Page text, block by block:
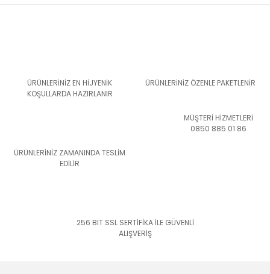
ÜRÜNLERİNİZ EN HİJYENİK
KOŞULLARDA HAZIRLANIR
ÜRÜNLERİNİZ ÖZENLE PAKETLENİR
ÜRÜNLERİNİZ ZAMANINDA TESLİM
EDİLİR
MÜŞTERİ HİZMETLERİ
0850 885 01 86
256 BIT SSL SERTİFİKA İLE GÜVENLİ
ALIŞVERİŞ